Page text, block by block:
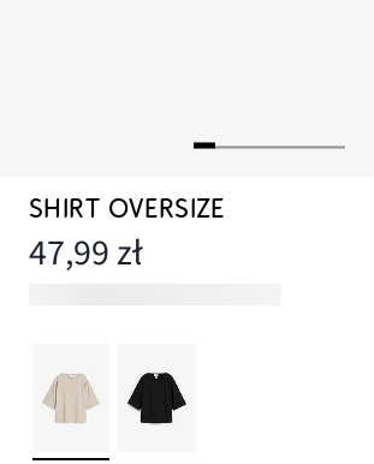
SHIRT OVERSIZE
47,99 zł